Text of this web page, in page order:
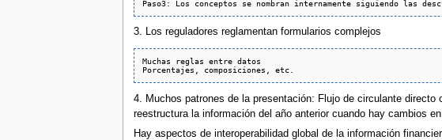
3. Los reguladores reglamentan formularios complejos
Muchas reglas entre datos
4. Muchos patrones de la presentación: Flujo de circulante
reestructura la información del año anterior cuando hay cambios
Hay aspectos de interoperabilidad global de la información